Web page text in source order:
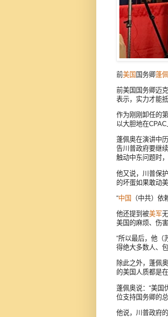
前美国 国务卿蓬
前美国国务卿迈
表示，实力才能
作为刚刚卸任的
以大胆地在CPAC
蓬佩奥在演讲中
告川普政府要继
触动中东问题时
他又说，川普保
的坏蛋如果敢动
“中国 （中共）依
他还提到被美军
美国的麻烦、伤害
“所以最后，他（
得绝大多数人、
除此之外，蓬佩
的美国人质都是
蓬佩奥说：“美国
位支持国务卿的
他说，川普政府